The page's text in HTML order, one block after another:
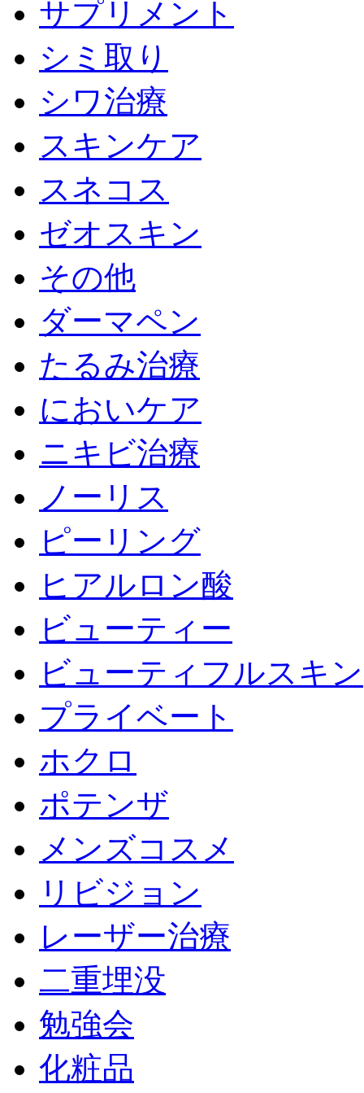
サプリメント
シミ取り
シワ治療
スキンケア
スネコス
ゼオスキン
その他
ダーマペン
たるみ治療
においケア
ニキビ治療
ノーリス
ピーリング
ヒアルロン酸
ビューティー
ビューティフルスキン
プライベート
ホクロ
ポテンザ
メンズコスメ
リビジョン
レーザー治療
二重埋没
勉強会
化粧品